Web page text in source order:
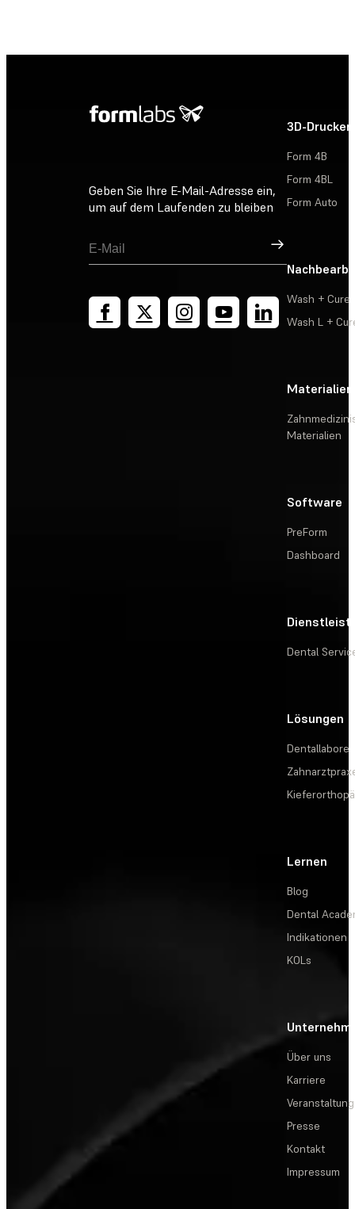
Geben Sie Ihre E-Mail-Adresse ein,
um auf dem Laufenden zu bleiben
Registrieren
3D-Drucker
Form 4B
Form 4BL
Form Auto
Wash + Cure
Wash L +
Materialien
Materialien
Software
PreForm
Dashboard
Dental
Lösungen
Dentallabore
Lernen
Blog
Dental
Indikationen
KOLs
Über uns
Karriere
Presse
Kontakt
Impressum